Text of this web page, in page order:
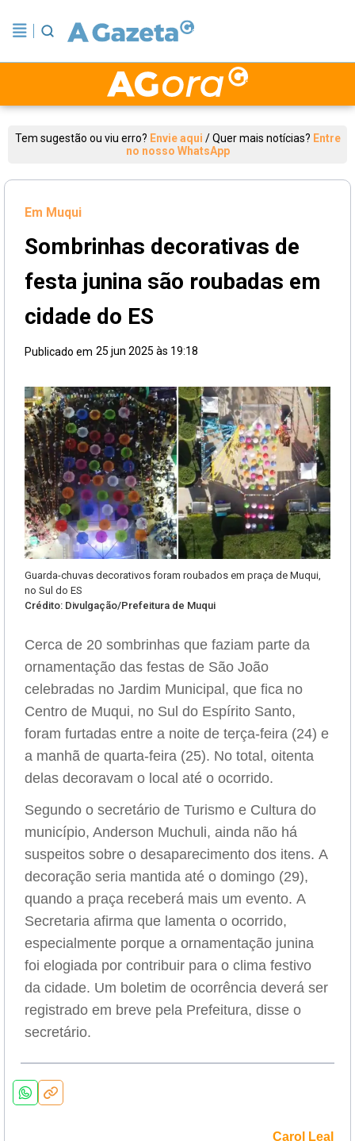
Tem sugestão ou viu erro? Envie aqui /Quer mais notícias? Entre
no nosso WhatsApp
Em Muqui
Sombrinhas decorativas de
festa junina são roubadas em
cidade do ES
Publicado em 25 jun 2025 às 19:18
Guarda-chuvas decorativos foram roubados em praça de Muqui,
no Sul do ES
Crédito: Divulgação/Prefeitura de Muqui
Cerca de 20 sombrinhas que faziam parte da
ornamentação das festas de São João
celebradas no Jardim Municipal, que fica no
Centro de Muqui, no Sul do Espírito Santo,
foram furtadas entre a noite de terça-feira (24) e
a manhã de quarta-feira (25). No total, oitenta
delas decoravam o local até o ocorrido.
Segundo o secretário de Turismo e Cultura do
município, Anderson Muchuli, ainda não há
suspeitos sobre o desaparecimento dos itens. A
decoração seria mantida até o domingo (29),
quando a praça receberá mais um evento. A
Secretaria afirma que lamenta o ocorrido,
especialmente porque a ornamentação junina
foi elogiada por contribuir para o clima festivo
da cidade. Um boletim de ocorrência deverá ser
registrado em breve pela Prefeitura, disse o
secretário.
Carol Leal